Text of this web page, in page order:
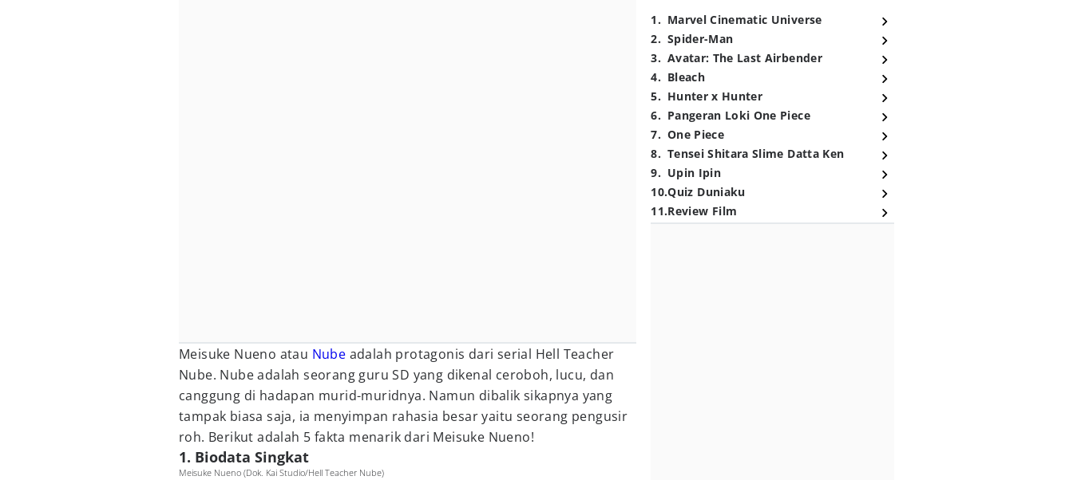
Meisuke Nueno atau Nube adalah protagonis dari serial Hell Teacher
Nube. Nube adalah seorang guru SD yang dikenal ceroboh, lucu, dan
canggung di hadapan murid-muridnya. Namun dibalik sikapnya yang
tampak biasa saja, ia menyimpan rahasia besar yaitu seorang pengusir
roh. Berikut adalah 5 fakta menarik dari Meisuke Nueno!
1. Biodata Singkat
Meisuke Nueno (Dok. Kai Studio/Hell Teacher Nube)
1. Marvel Cinematic Universe
2. Spider-Man
3. Avatar: The Last Airbender
4. Bleach
5. Hunter x Hunter
6. Pangeran Loki One Piece
7. One Piece
8. Tensei Shitara Slime Datta Ken
9. Upin Ipin
10.Quiz Duniaku
11.Review Film